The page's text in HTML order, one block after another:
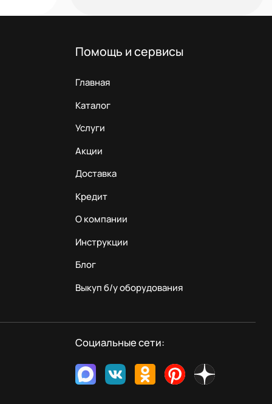
Помощь и сервисы
Главная
Каталог
Услуги
Акции
Доставка
Кредит
О компании
Инструкции
Блог
Выкуп б/у оборудования
Социальные сети: